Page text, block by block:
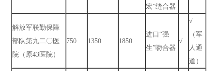
宏”缝合器
解放军联勤保障
部队第九二〇医
院（原43医院）
750 1350 1850
进口“强
生”吻合器
√
√
（军
人通
道）